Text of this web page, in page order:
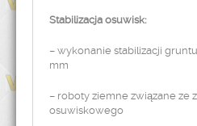
Stabilizacja osuwisk:
– wykonanie stabilizacji
mm
– roboty ziemne związane ze
osuwiskowego